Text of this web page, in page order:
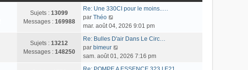
l
t
r
l
d
Sujets : 13099
Messages : 169988
Re: Une 330CI pour le moins..…
par Théo
o
s
u
l
mar. août 04, 2026 9:01 pm
Sujets : 13212
Messages : 148250
Re: Bulles D'air Dans Le Circ…
par bimeur
o
sam. août 01, 2026 7:16 pm